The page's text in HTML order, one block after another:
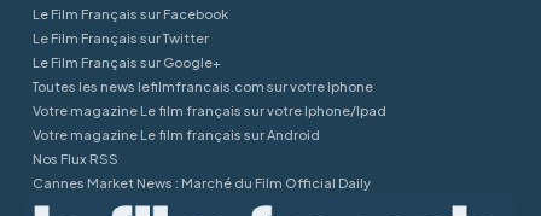
Le Film Français sur Facebook
Le Film Français sur Twitter
Le Film Français sur Google+
Toutes les news lefilmfrancais.com sur votre Iphone
Votre magazine Le film français sur votre Iphone/Ipad
Votre magazine Le film français sur Android
Nos Flux RSS
Cannes Market News : Marché du Film Official Daily